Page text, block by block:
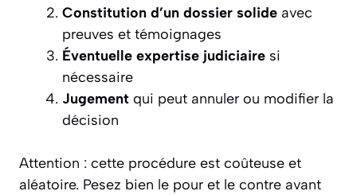
Constitution d’un dossier solide avec
preuves et témoignages
Éventuelle expertise judiciaire si
nécessaire
Jugement qui peut annuler ou modifier la
décision
Attention : cette procédure est coûteuse et
aléatoire. Pesez bien le pour et le contre avant